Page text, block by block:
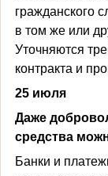
гражданского
в том же или
Уточняются
контракта и
25 июля
Даже
средства
Банки и